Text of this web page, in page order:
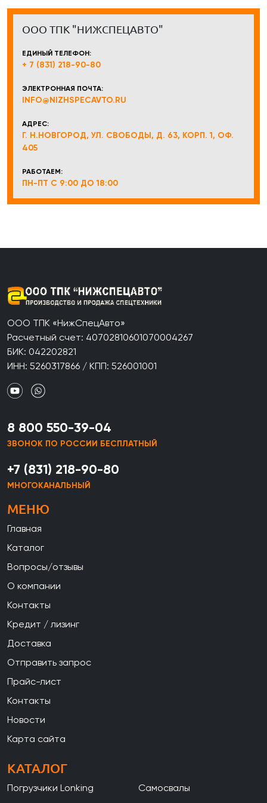
ООО ТПК "НИЖСПЕЦАВТО"
ЕДИНЫЙ ТЕЛЕФОН:
+ 7 (831) 218-90-80
ЭЛЕКТРОННАЯ ПОЧТА:
INFO@NIZHSPECAVTO.RU
АДРЕС:
Г. Н.НОВГОРОД, УЛ. СВОБОДЫ, Д. 63, КОРП. 1, ОФ.
405
РАБОТАЕМ:
ПН-ПТ С 9:00 ДО 18:00
ООО ТПК «НижСпецАвто»
Расчетный счет: 40702810601070004267
БИК: 042202821
ИНН: 5260317866 / КПП: 526001001
8 800 550-39-04
ЗВОНОК ПО РОССИИ БЕСПЛАТНЫЙ
+7 (831) 218-90-80
МНОГОКАНАЛЬНЫЙ
МЕНЮ
Главная
Каталог
Вопросы/отзывы
О компании
Контакты
Кредит / лизинг
Доставка
Отправить запрос
Прайс-лист
Контакты
Новости
Карта сайта
КАТАЛОГ
Погрузчики Lonking
Самосвалы